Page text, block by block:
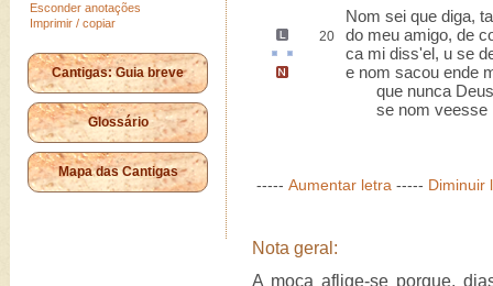
Esconder anotações
Imprimir / copiar
Cantigas: Guia breve
Glossário
Mapa das Cantigas
Nom sei que diga,
20
do meu amigo, de
ca mi diss'el, u se
e nom sacou ende
que nunca Deus
se nom veesse
----- Aumentar letra ----- Diminuir
Nota geral:
A moça aflige-se porque,